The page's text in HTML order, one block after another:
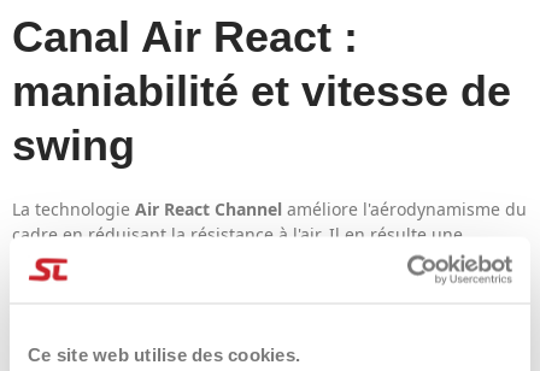
Ce site web utilise des cookies.
Canal Air React :
maniabilité et vitesse de
swing
La technologie Air React Channel améliore l'aérodynamisme du
cadre en réduisant la résistance à l'air. Il en résulte une
raquette plus maniable, offrant des transitions plus fluides et
un jeu plus dynamique, notamment au filet.
À qui s'adresse